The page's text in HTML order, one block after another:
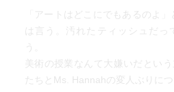
「アートはどこにでもあるのよ
は言う。汚れたティッシュだっ
う。
美術の授業なんて大嫌いだとい
たちとMs. Hannahの変人ぶりにつ